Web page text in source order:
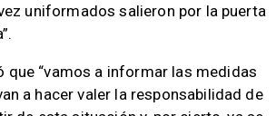
uniformados salieron por la puerta
que “vamos a informar las medidas
a hacer valer la responsabilidad de